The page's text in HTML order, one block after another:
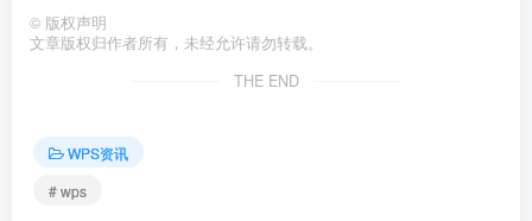
© 版权声明
文章版权归作者所有，未经允许请勿转载。
THE END
WPS资讯
# wps